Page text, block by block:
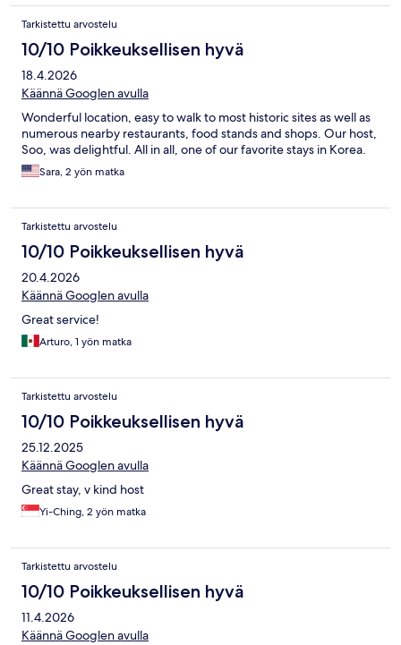
Tarkistettu arvostelu
10/10 Poikkeuksellisen hyvä
18.4.2026
Käännä Googlen avulla
Wonderful location, easy to walk to most historic sites as well as
numerous nearby restaurants, food stands and shops. Our host,
Soo, was delightful. All in all, one of our favorite stays in Korea.
Sara, 2 yön matka
Tarkistettu arvostelu
10/10 Poikkeuksellisen hyvä
20.4.2026
Käännä Googlen avulla
Great service!
Arturo, 1 yön matka
Tarkistettu arvostelu
10/10 Poikkeuksellisen hyvä
25.12.2025
Käännä Googlen avulla
Great stay, v kind host
Yi-Ching, 2 yön matka
Tarkistettu arvostelu
10/10 Poikkeuksellisen hyvä
11.4.2026
Käännä Googlen avulla